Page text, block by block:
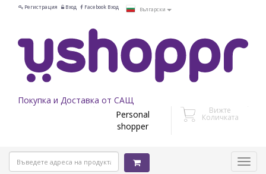
Регистрация Вход Facebook Вход Български
Покупка и Доставка от САЩ
Personal
shopper
Вижте
Количката